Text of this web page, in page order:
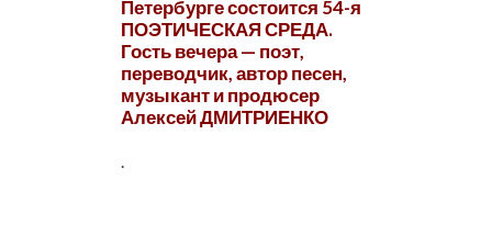
Петербурге состоится 54-я
ПОЭТИЧЕСКАЯ СРЕДА.
Гость вечера — поэт,
переводчик, автор песен,
музыкант и продюсер
Алексей ДМИТРИЕНКО
.